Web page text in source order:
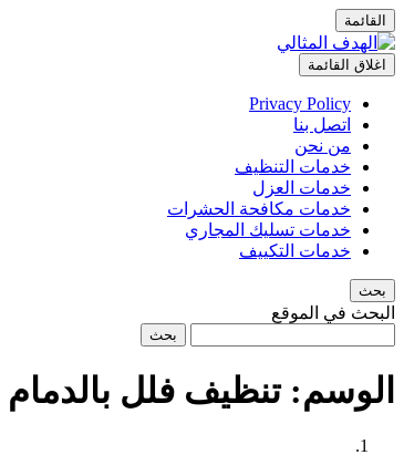
القائمة
اغلاق القائمة
Privacy Policy
اتصل بنا
من نحن
خدمات التنظيف
خدمات العزل
خدمات مكافحة الحشرات
خدمات تسليك المجاري
خدمات التكييف
بحث
البحث في الموقع
بحث
الوسم:تنظيف فلل بالدمام